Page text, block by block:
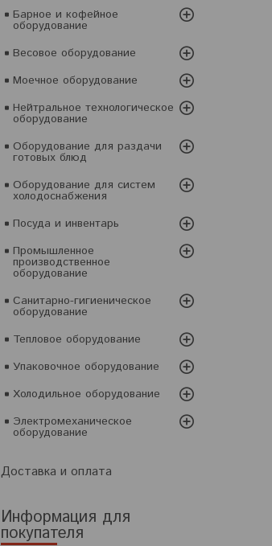
Барное и кофейное
оборудование
Весовое оборудование
Моечное оборудование
Нейтральное технологическое
оборудование
Оборудование для раздачи
готовых блюд
Оборудование для систем
холодоснабжения
Посуда и инвентарь
Промышленное
производственное
оборудование
Санитарно-гигиеническое
оборудование
Тепловое оборудование
Упаковочное оборудование
Холодильное оборудование
Электромеханическое
оборудование
Доставка и оплата
Информация для
покупателя